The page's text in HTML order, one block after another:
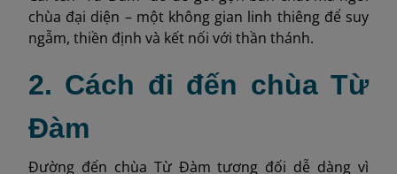
chùa đại diện – một không gian linh thiêng để suy
ngẫm, thiền định và kết nối với thần thánh.
2. Cách đi đến chùa Từ
Đàm
Đường đến chùa Từ Đàm tương đối dễ dàng vì